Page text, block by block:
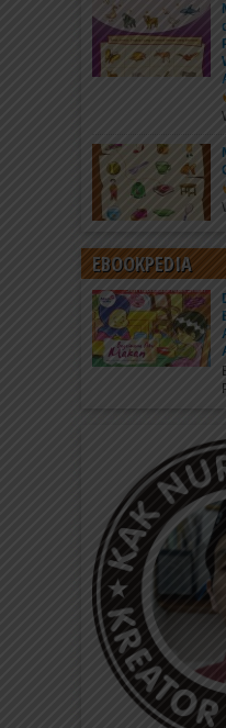
EBOOKPEDIA